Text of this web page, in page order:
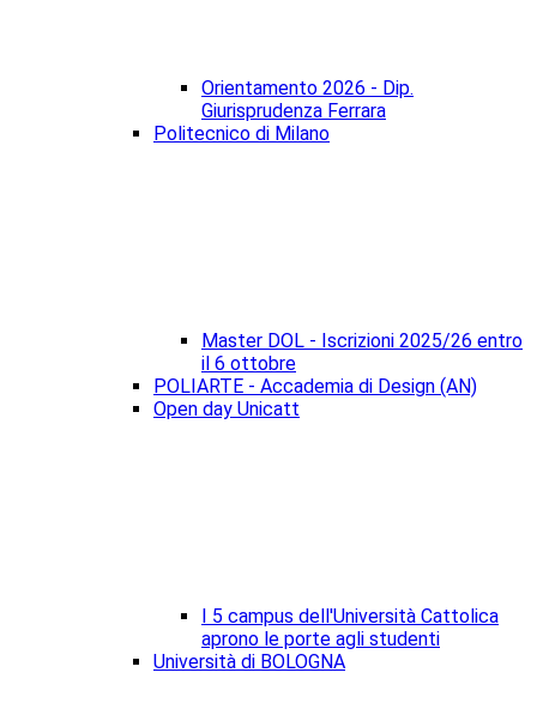
Orientamento 2026 - Dip.
Giurisprudenza Ferrara
Politecnico di Milano
Master DOL - Iscrizioni 2025/26 entro
il 6 ottobre
POLIARTE - Accademia di Design (AN)
Open day Unicatt
I 5 campus dell'Università Cattolica
aprono le porte agli studenti
Università di BOLOGNA